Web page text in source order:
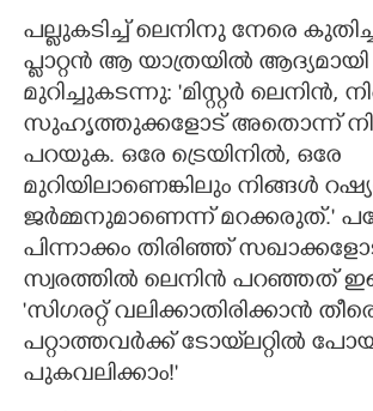
പല്ലുകടിച്ച് ലെനിനു നേരെ
പ്ളാറ്റൻ ആ യാത്രയിൽ
മുറിച്ചുകടന്നു: 'മിസ്റ്റർ ലെനിൻ,​
സുഹൃത്തുക്കളോട് അതൊന്ന്
പറയുക. ഒരേ ട്രെയിനിൽ,​ ഒരേ
മുറിയിലാണെങ്കിലും നിങ്ങൾ
ജർമ്മനുമാണെന്ന് മറക്കരുത്."
പിന്നാക്കം തിരിഞ്ഞ്
സ്വരത്തിൽ ലെനിൻ പറഞ്ഞത്
'സിഗരറ്റ് വലിക്കാതിരിക്കാൻ
പറ്റാത്തവർക്ക് ടോയ്‌ലറ്റിൽ
പുകവലിക്കാം!"